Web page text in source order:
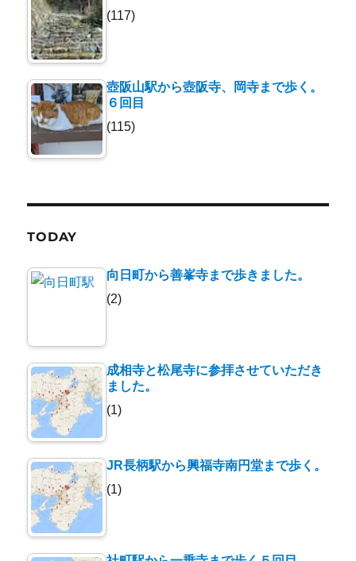
(117)
壺阪山駅から壺阪寺、岡寺まで歩く。
６回目
(115)
TODAY
向日町から善峯寺まで歩きました。
(2)
成相寺と松尾寺に参拝させていただき
ました。
(1)
JR長柄駅から興福寺南円堂まで歩く。
(1)